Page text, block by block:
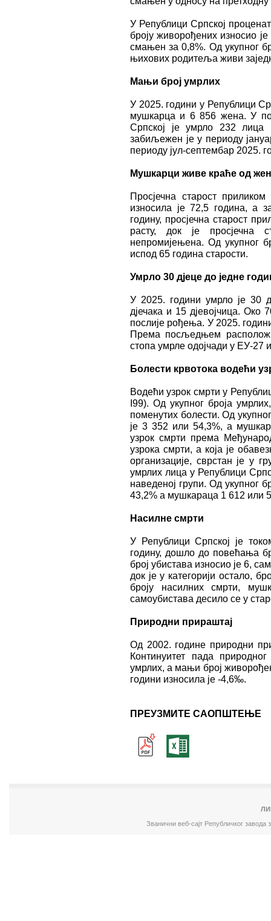
У Републици Српској
броју живорођених износио
смањен за 0,8%. Од укупног
њихових родитеља живи
Мањи број умрлих
У 2025. години у Републици
мушкарца и 6 856 жена. У
Српској је умрло 232
забиљежен је у периоду
периоду јул-септембар 2025.
Мушкарци живе краће од
Просјечна старост
износила је 72,5 година, а
годину, просјечна старост
расту, док је просјечна
непромијењена. Од укупног
испод 65 година старости.
Умрло 30 дјеце до једне
У 2025. години умрло је 30
дјечака и 15 дјевојчица. Око
послије рођења. У 2025.
Према посљедњем
стопа умрле одојчади у ЕУ-27
Болести крвотока водећи
Водећи узрок смрти у
I99). Од укупног броја
поменутих болести. Од
је 3 352 или 54,3%, а
узрок смрти према
узрока смрти, а која је
организације, сврстан је у
умрлих лица у Републици
наведеној групи. Од укупног
43,2% а мушкараца 1 612 или
Насилне смрти
У Републици Српској је
годину, дошло до повећања
број убистава износио је 6,
док је у категорији остало,
броју насилних смрти,
самоубистава десило се у
Природни прираштај
Од 2002. године природни
Континуитет пада
умрлих, а мањи број
години износила је -4,6‰.
ПРЕУЗМИТЕ САОПШТЕЊЕ
Званични веб-сајт Републичког